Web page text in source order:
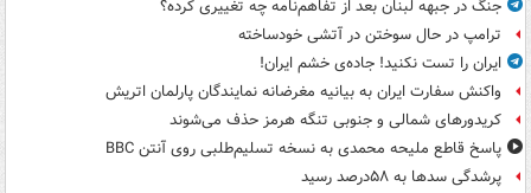
جنگ در جبهه لبنان بعد از تفاهم‌نامه چه تغییری کرده؟
ترامپ در حال سوختن در آتشی خودساخته
ایران را تست نکنید! جاده‌ی خشم ایران!
واکنش سفارت ایران به بیانیه مغرضانه نمایندگان پارلمان اتریش
کریدورهای شمالی و جنوبی تنگه هرمز حذف می‌شوند
پاسخ قاطع ملیحه محمدی به نسخه تسلیم‌طلبی روی آنتن BBC
پرشدگی سدها به ۵۸درصد رسید